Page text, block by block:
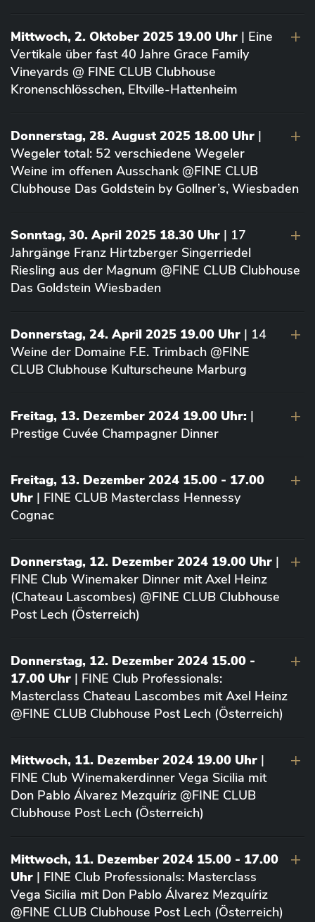
Mittwoch, 2. Oktober 2025 19.00 Uhr | Eine
Vertikale über fast 40 Jahre Grace Family
Vineyards @ FINE CLUB Clubhouse
Kronenschlösschen, Eltville-Hattenheim
Donnerstag, 28. August 2025 18.00 Uhr |
Wegeler total: 52 verschiedene Wegeler
Weine im offenen Ausschank @FINE CLUB
Clubhouse Das Goldstein by Gollner’s, Wiesbaden
Sonntag, 30. April 2025 18.30 Uhr | 17
Jahrgänge Franz Hirtzberger Singerriedel
Riesling aus der Magnum @FINE CLUB Clubhouse
Das Goldstein Wiesbaden
Donnerstag, 24. April 2025 19.00 Uhr | 14
Weine der Domaine F.E. Trimbach @FINE
CLUB Clubhouse Kulturscheune Marburg
Freitag, 13. Dezember 2024 19.00 Uhr: |
Prestige Cuvée Champagner Dinner
Freitag, 13. Dezember 2024 15.00 - 17.00
Uhr | FINE CLUB Masterclass Hennessy
Cognac
Donnerstag, 12. Dezember 2024 19.00 Uhr |
FINE Club Winemaker Dinner mit Axel Heinz
(Chateau Lascombes) @FINE CLUB Clubhouse
Post Lech (Österreich)
Donnerstag, 12. Dezember 2024 15.00 -
17.00 Uhr | FINE Club Professionals:
Masterclass Chateau Lascombes mit Axel Heinz
@FINE CLUB Clubhouse Post Lech (Österreich)
Mittwoch, 11. Dezember 2024 19.00 Uhr |
FINE Club Winemakerdinner Vega Sicilia mit
Don Pablo Álvarez Mezquíriz @FINE CLUB
Clubhouse Post Lech (Österreich)
Mittwoch, 11. Dezember 2024 15.00 - 17.00
Uhr | FINE Club Professionals: Masterclass
Vega Sicilia mit Don Pablo Álvarez Mezquíriz
@FINE CLUB Clubhouse Post Lech (Österreich)